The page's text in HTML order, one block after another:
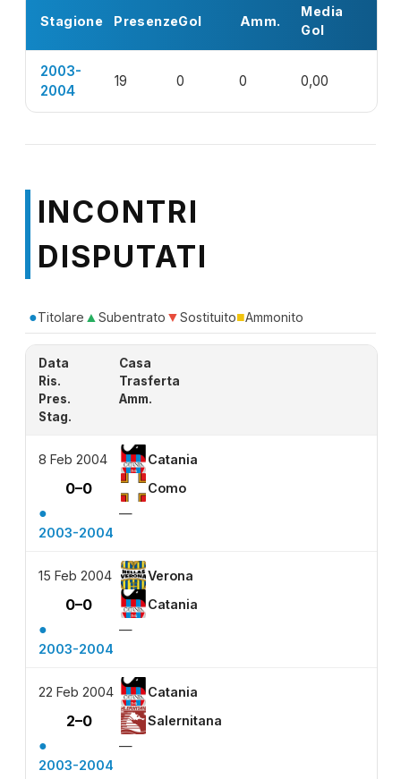
Stagione PresenzeGol Amm.
Media
Gol
2003-
2004
19 0 0 0,00
INCONTRI
DISPUTATI
●Titolare ▲Subentrato ▼Sostituito■Ammonito
Data
Casa
Ris.
Trasferta
Pres.
Amm.
Stag.
8 Feb 2004 Catania
0–0 Como
●
—
2003-2004
15 Feb 2004 Verona
0–0 Catania
●
—
2003-2004
22 Feb 2004 Catania
2–0 Salernitana
●
—
2003-2004